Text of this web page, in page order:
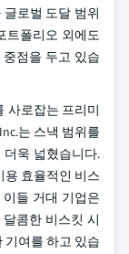
로벌 도달 범위
트폴리오 외에도
점을 두고 있습
사로잡는 프리미
는 스낵 범위를
욱 넓혔습니다.
용 효율적인 비스
들 거대 기업은
콤한 비스킷 시
기여를 하고 있습